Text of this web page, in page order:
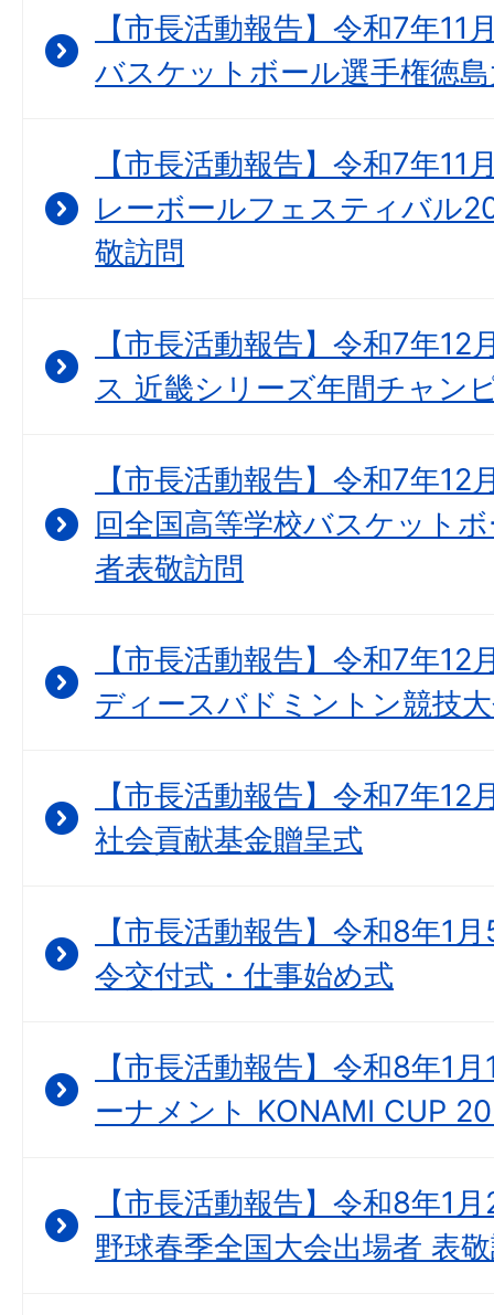
【市長活動報告】令和7年11
バスケットボール選手権徳
【市長活動報告】令和7年
レーボールフェスティバル
敬訪問
【市長活動報告】令和7年
ス 近畿シリーズ年間チャン
【市長活動報告】令和7年
回全国高等学校バスケット
者表敬訪問
【市長活動報告】令和7年
ディースバドミントン競技
【市長活動報告】令和7年
社会貢献基金贈呈式
【市長活動報告】令和8年1
令交付式・仕事始め式
【市長活動報告】令和8年1
ーナメント KONAMI CUP
【市長活動報告】令和8年1
野球春季全国大会出場者 表